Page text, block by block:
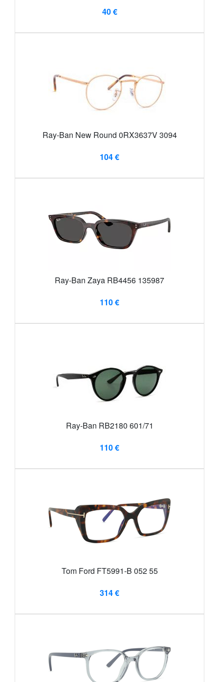
40 €
Ray-Ban New Round 0RX3637V 3094
104 €
Ray-Ban Zaya RB4456 135987
110 €
Ray-Ban RB2180 601/71
110 €
Tom Ford FT5991-B 052 55
314 €